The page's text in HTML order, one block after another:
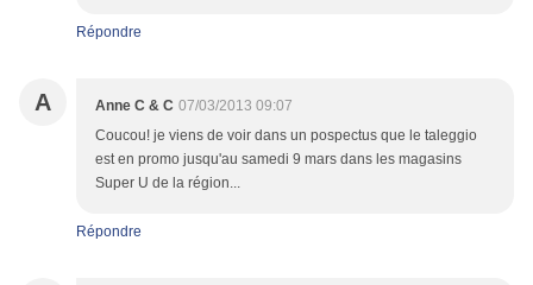
Répondre
A Anne C & C 07/03/2013 09:07
Coucou! je viens de voir dans un pospectus que le taleggio
est en promo jusqu'au samedi 9 mars dans les magasins
Super U de la région...
Répondre